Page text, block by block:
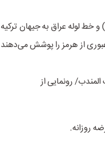
(ظرفیت ۵ میلیون بشکه در روز) و خط لوله عراق به جیهان ترکیه
از هرمز را پوشش می‌دهند